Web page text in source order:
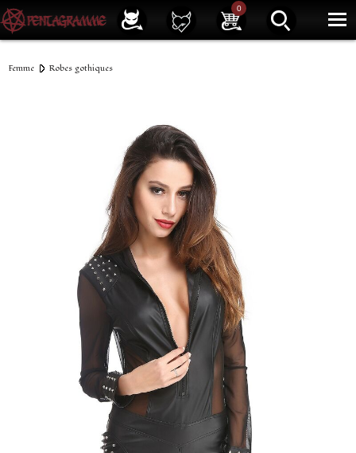
0
Service client 01 40 39 07 94
Newsletter | | Facebook | Instagram
|
Femme Robes gothiques